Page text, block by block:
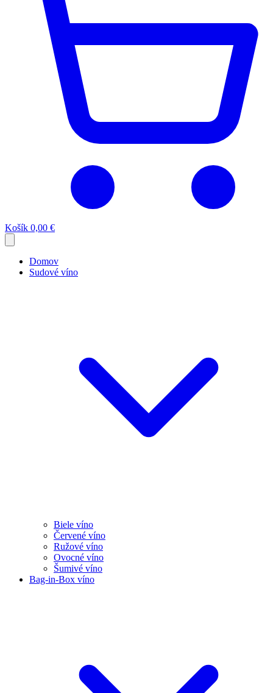
Košík 0,00 €
Domov
Sudové víno
Biele víno
Červené víno
Ružové víno
Ovocné víno
Šumivé víno
Bag-in-Box víno